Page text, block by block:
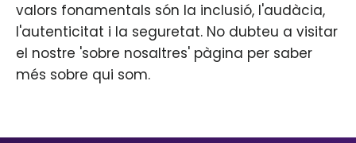
valors fonamentals són la inclusió, l'audàcia,
l'autenticitat i la seguretat. No dubteu a visitar
el nostre 'sobre nosaltres' pàgina per saber
més sobre qui som.